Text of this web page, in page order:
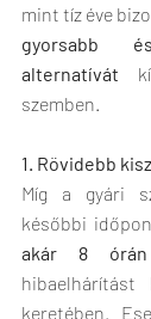
mint tíz éve
gyorsabb
alternatívát
szemben.
1. Rövidebb
Míg a gyári
későbbi
akár 8
hibaelhárítást